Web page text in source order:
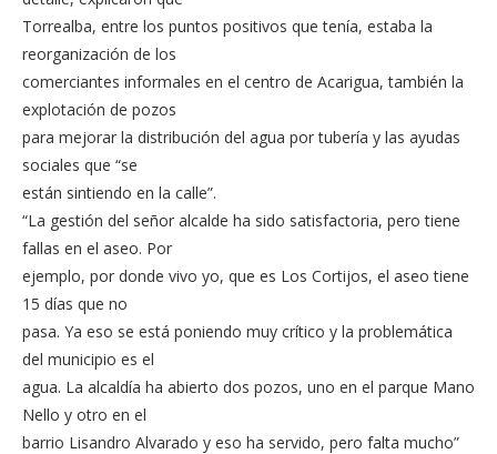
Torrealba, entre los puntos positivos que tenía, estaba la
reorganización de los
comerciantes informales en el centro de Acarigua, también la
explotación de pozos
para mejorar la distribución del agua por tubería y las ayudas
sociales que “se
están sintiendo en la calle”.
“La gestión del señor alcalde ha sido satisfactoria, pero tiene
fallas en el aseo. Por
ejemplo, por donde vivo yo, que es Los Cortijos, el aseo tiene
15 días que no
pasa. Ya eso se está poniendo muy crítico y la problemática
del municipio es el
agua. La alcaldía ha abierto dos pozos, uno en el parque Mano
Nello y otro en el
barrio Lisandro Alvarado y eso ha servido, pero falta mucho”